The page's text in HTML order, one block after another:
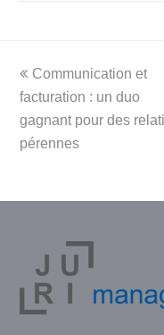
previous
post:
Communication et
facturation : un duo
gagnant pour des
pérennes